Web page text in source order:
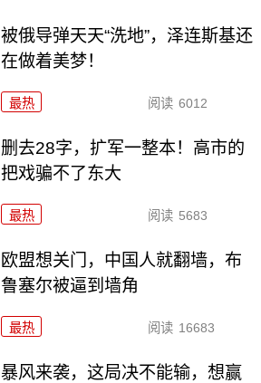
被俄导弹天天“洗地”，泽连斯基还
在做着美梦！
最热 阅读 6012
删去28字，扩军一整本！高市的
把戏骗不了东大
最热 阅读 5683
欧盟想关门，中国人就翻墙，布
鲁塞尔被逼到墙角
最热 阅读 16683
暴风来袭，这局决不能输，想赢